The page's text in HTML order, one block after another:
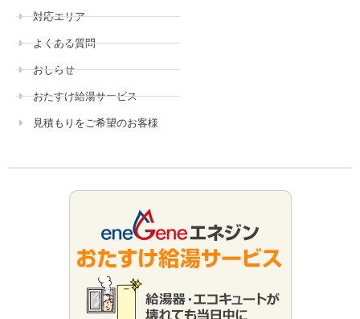
対応エリア
よくある質問
おしらせ
おたすけ給湯サービス
見積もりをご希望のお客様